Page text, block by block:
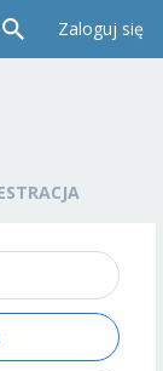
Zaloguj się